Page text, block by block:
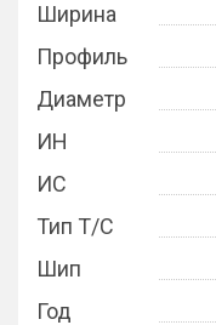
Ширина
Профиль
Диаметр
ИН
ИС
Тип Т/С
Шип
Год